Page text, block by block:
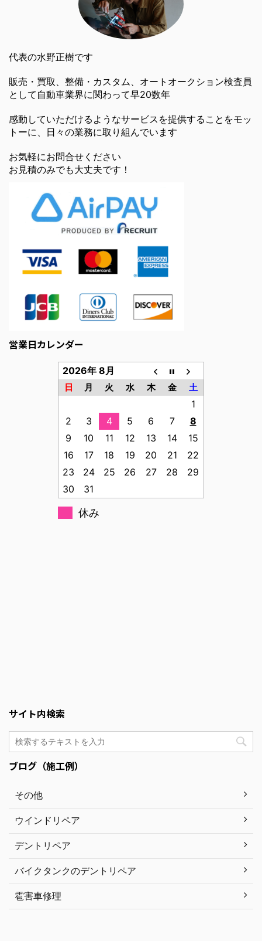
代表の水野正樹です
販売・買取、整備・カスタム、オートオークション検査員
として自動車業界に関わって早20数年
感動していただけるようなサービスを提供することをモッ
トーに、日々の業務に取り組んでいます
お気軽にお問合せください
お見積のみでも大丈夫です！
営業日カレンダー
2026年 8月
日 月 火 水 木 金 土
1
2
3 4 5 6 7
8
9
10 11 12 13 14
15
16
17 18 19 20 21
22
23
24 25 26 27 28
29
30
31
休み
サイト内検索
ブログ（施工例）
その他
ウインドリペア
デントリペア
バイクタンクのデントリペア
雹害車修理